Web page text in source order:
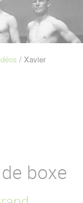
Xavier
boxe